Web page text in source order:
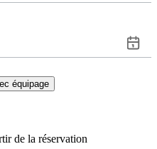
équipage
de la réservation